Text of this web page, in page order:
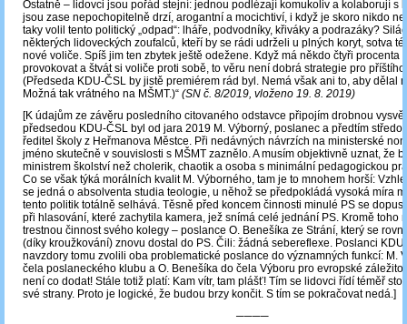
Ostatně – lidovci jsou pořád stejní: jednou podlézají komukoliv a kolaborují s
jsou zase nepochopitelně drzí, arogantní a mocichtiví, i když je skoro nikdo
taky volil tento politický „odpad“: lháře, podvodníky, křiváky a podrazáky?
některých lidoveckých zoufalců, kteří by se rádi udrželi u plných koryt, sotva
nové voliče. Spíš jim ten zbytek ještě odežene. Když má někdo čtyři procenta
provokovat a štvát si voliče proti sobě, to věru není dobrá strategie pro příštího
(Předseda KDU-ČSL by jistě premiérem rád byl. Nemá však ani to, aby dělal
Možná tak vrátného na MŠMT.)“ (SN č. 8/2019, vloženo 19. 8. 2019)
[K údajům ze závěru posledního citovaného odstavce připojím drobnou
předsedou KDU-ČSL byl od jara 2019 M. Výborný, poslanec a předtím
ředitel školy z Heřmanova Městce. Při nedávných návrzích na ministerské
jméno skutečně v souvislosti s MŠMT zaznělo. A musím objektivně uznat, že
ministrem školství než cholerik, chaotik a osoba s minimální pedagogickou
Co se však týká morálních kvalit M. Výborného, tam je to mnohem horší:
se jedná o absolventa studia teologie, u něhož se předpokládá vysoká míra
tento politik totálně selhává. Těsně před koncem činnosti minulé PS se
při hlasování, které zachytila kamera, jež snímá celé jednání PS. Kromě toho
trestnou činnost svého kolegy – poslance O. Benešíka ze Strání, který se
(díky kroužkování) znovu dostal do PS. Čili: žádná sebereflexe. Poslanci
navzdory tomu zvolili oba problematické poslance do významných funkcí: M.
čela poslaneckého klubu a O. Benešíka do čela Výboru pro evropské
není co dodat! Stále totiž platí: Kam vítr, tam plášť! Tím se lidovci řídí téměř sto
své strany. Proto je logické, že budou brzy končit. S tím se pokračovat nedá.]
────